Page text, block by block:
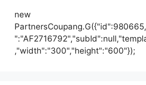
new
,"width":"300","height":"600"});